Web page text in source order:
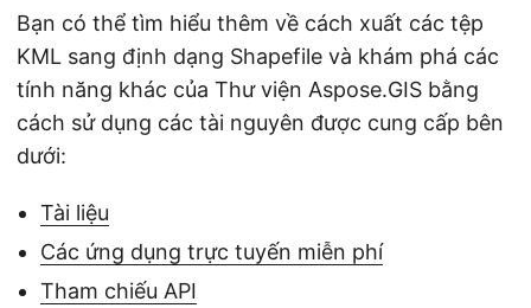
Bạn có thể tìm hiểu thêm về cách xuất các tệp
KML sang định dạng Shapefile và khám phá các
tính năng khác của Thư viện Aspose.GIS bằng
cách sử dụng các tài nguyên được cung cấp bên
dưới:
Tài liệu
Các ứng dụng trực tuyến miễn phí
Tham chiếu API